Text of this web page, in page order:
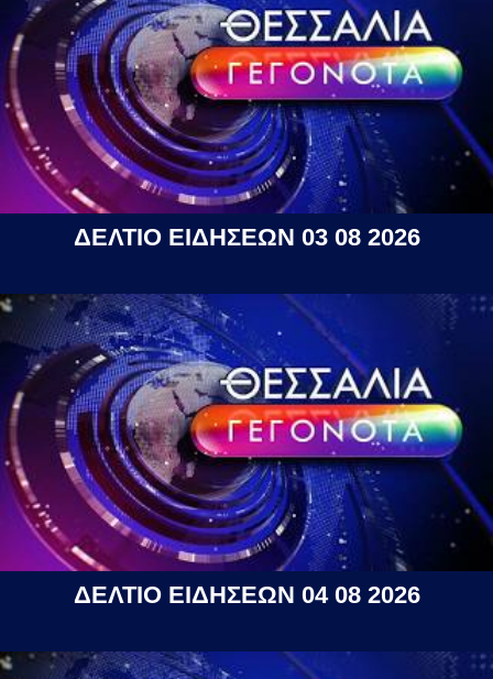
ΔΕΛΤΙΟ ΕΙΔΗΣΕΩΝ 03 08 2026
ΔΕΛΤΙΟ ΕΙΔΗΣΕΩΝ 04 08 2026